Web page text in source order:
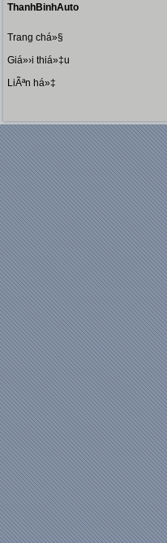
ThanhBinhAuto
Trang chá»§
Giá»›i thiá»‡u
LiÃªn há»‡